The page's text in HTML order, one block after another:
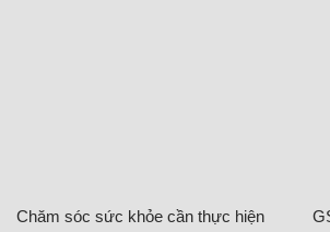
Chăm sóc sức khỏe cần thực hiện